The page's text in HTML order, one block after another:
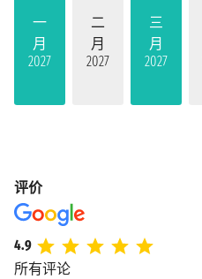
一
月
2027
二
月
2027
三
月
2027
评价
4.9
所有评论